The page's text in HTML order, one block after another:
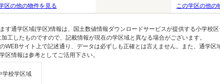
区の他の物件を見る
この学区の他の
す通学区域(学区)情報は、国土数値情報ダウンロードサービスが提供する小学校
工したものですので、記載情報が現在の学区域と異なる場合がございます。
WEBサイト上で記述通り、データは必ずしも正確とは言えません。また、通学区
区情報は参考としてご活用下さい。
学校学区域